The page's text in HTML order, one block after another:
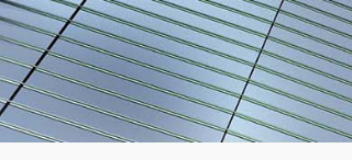
首页>> 项目案例 >>产业园区